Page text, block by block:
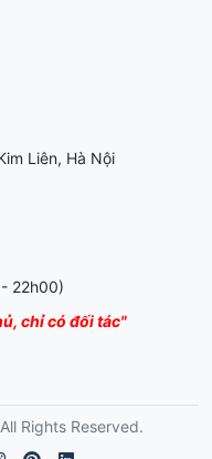
Liên, Hà Nội
22h00)
chỉ có đối tác"
Rights Reserved.